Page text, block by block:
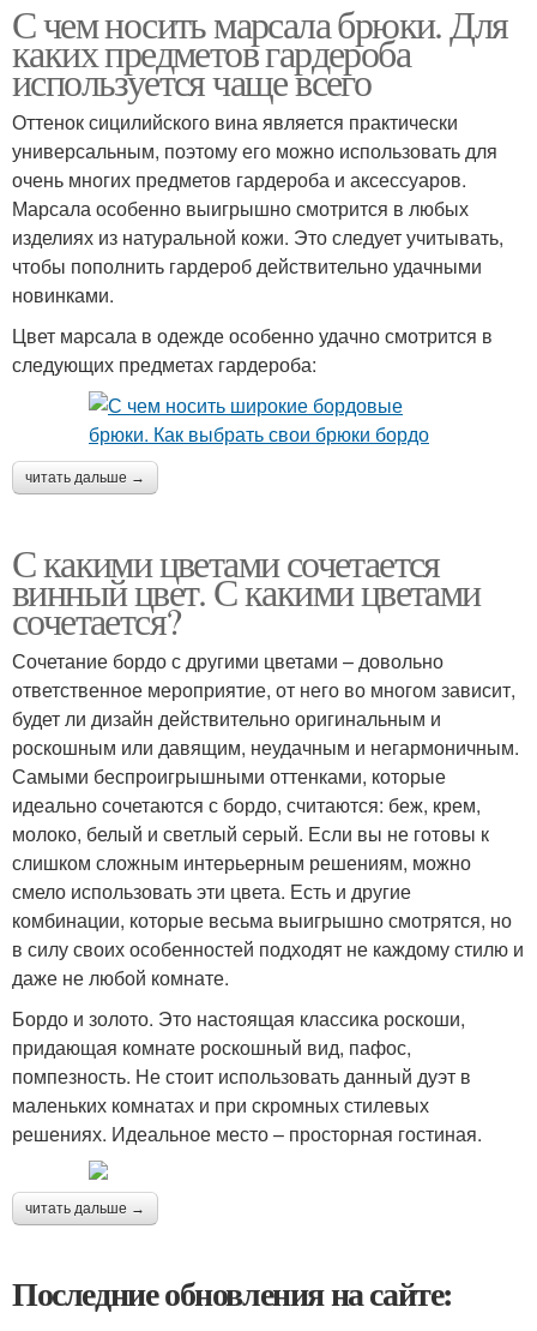
С чем носить марсала брюки. Для
каких предметов гардероба
используется чаще всего
Оттенок сицилийского вина является практически
универсальным, поэтому его можно использовать для
очень многих предметов гардероба и аксессуаров.
Марсала особенно выигрышно смотрится в любых
изделиях из натуральной кожи. Это следует учитывать,
чтобы пополнить гардероб действительно удачными
новинками.
Цвет марсала в одежде особенно удачно смотрится в
следующих предметах гардероба:
читать дальше →
С какими цветами сочетается
винный цвет. С какими цветами
сочетается?
Сочетание бордо с другими цветами – довольно
ответственное мероприятие, от него во многом зависит,
будет ли дизайн действительно оригинальным и
роскошным или давящим, неудачным и негармоничным.
Самыми беспроигрышными оттенками, которые
идеально сочетаются с бордо, считаются: беж, крем,
молоко, белый и светлый серый. Если вы не готовы к
слишком сложным интерьерным решениям, можно
смело использовать эти цвета. Есть и другие
комбинации, которые весьма выигрышно смотрятся, но
в силу своих особенностей подходят не каждому стилю и
даже не любой комнате.
Бордо и золото. Это настоящая классика роскоши,
придающая комнате роскошный вид, пафос,
помпезность. Не стоит использовать данный дуэт в
маленьких комнатах и при скромных стилевых
решениях. Идеальное место – просторная гостиная.
читать дальше →
Последние обновления на сайте: